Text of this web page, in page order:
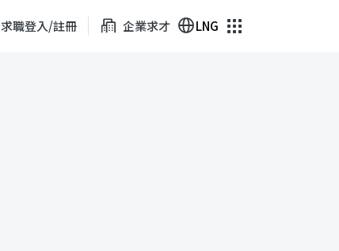
求職登入/註冊 企業求才 LNG